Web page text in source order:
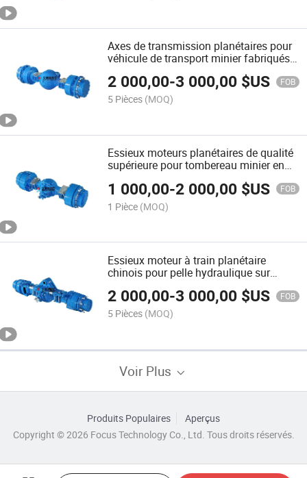
Axes de transmission planétaires pour
véhicule de transport minier fabriqués
2 000,00-3 000,00 $US FOB
5 Pièces (MOQ)
Essieux moteurs planétaires de qualité
supérieure pour tombereau minier en
1 000,00-2 000,00 $US FOB
1 Pièce (MOQ)
Essieux moteur à train planétaire
chinois pour pelle hydraulique sur
2 000,00-3 000,00 $US FOB
5 Pièces (MOQ)
Voir Plus
Produits Populaires
Aperçus
Copyright © 2026 Focus Technology Co., Ltd. Tous droits réservés.